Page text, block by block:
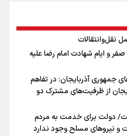
را شکست؛ «آهای مردم، آقا از
افزوده چقدر است؟
نقل‌وانتقالات
و ایام شهادت امام رضا علیه
جمهوری آذربایجان: در تفاهم
از ظرفیت‌های مشترک دو
دولت برای خدمت به مردم
و نیروهای مسلح وجود ندارد